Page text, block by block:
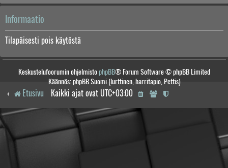
Informaatio
Tilapäisesti pois käytöstä
Keskustelufoorumin ohjelmistophpBB® Forum Software © phpBB Limited
Käännös: phpBB Suomi (lurttinen, harritapio, Pettis)
Etusivu Kaikki ajat ovat UTC+03:00